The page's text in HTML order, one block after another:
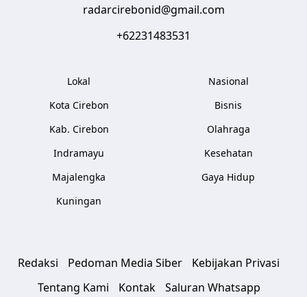
radarcirebonid@gmail.com
+62231483531
Lokal
Kota Cirebon
Kab. Cirebon
Indramayu
Majalengka
Kuningan
Nasional
Bisnis
Olahraga
Kesehatan
Gaya Hidup
Redaksi Pedoman Media Siber
Kebijakan Privasi
Tentang Kami
Kontak Saluran Whatsapp